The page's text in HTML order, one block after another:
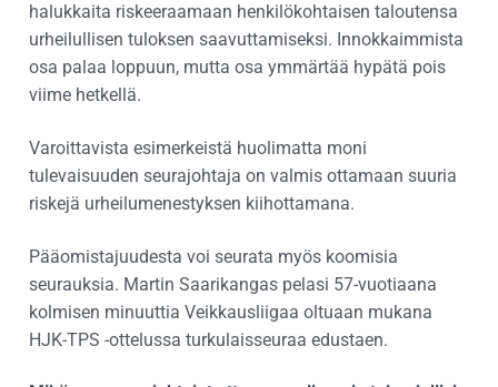
halukkaita riskeeraamaan henkilökohtaisen taloutensa
urheilullisen tuloksen saavuttamiseksi. Innokkaimmista
osa palaa loppuun, mutta osa ymmärtää hypätä pois
viime hetkellä.
Varoittavista esimerkeistä huolimatta moni
tulevaisuuden seurajohtaja on valmis ottamaan suuria
riskejä urheilumenestyksen kiihottamana.
Pääomistajuudesta voi seurata myös koomisia
seurauksia. Martin Saarikangas pelasi 57-vuotiaana
kolmisen minuuttia Veikkausliigaa oltuaan mukana
HJK-TPS -ottelussa turkulaisseuraa edustaen.